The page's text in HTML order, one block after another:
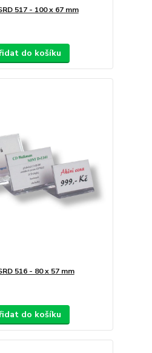
517 - 100 x 67 mm
do košíku
516 - 80 x 57 mm
do košíku